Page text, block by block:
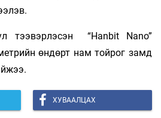
тээвэрлэсэн “Hanbit Nano”
өндөрт нам тойрог замд
ХУВААЛЦАХ